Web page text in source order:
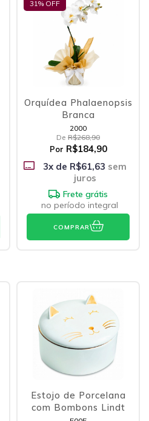
31% OFF
Orquídea Phalaenopsis
Branca
2000
De R$268,90
Por R$184,90
3x de R$61,63 sem
juros
Frete grátis
no período integral
COMPRAR
Estojo de Porcelana
com Bombons Lindt